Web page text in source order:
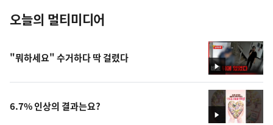
오늘의 멀티미디어
영
상
"뭐하세요" 수거하다 딱 걸렸다
영
6.7% 인상의 결과는요?